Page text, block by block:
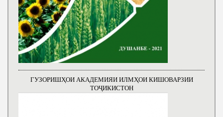
ГУЗОРИШҲОИ АКАДЕМИЯИ ИЛМҲОИ КИШОВАРЗИИ
ТОҶИКИСТОН